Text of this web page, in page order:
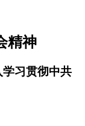
精神
学习贯彻中共